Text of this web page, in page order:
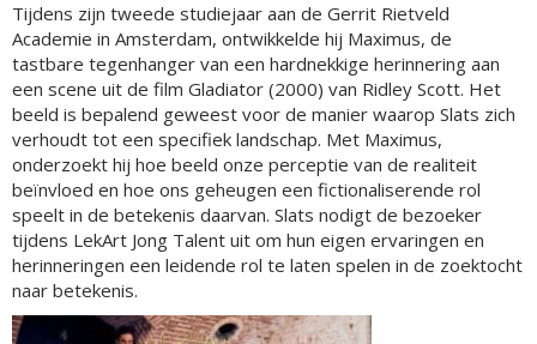
Tijdens zijn tweede studiejaar aan de Gerrit Rietveld
Academie in Amsterdam, ontwikkelde hij Maximus, de
tastbare tegenhanger van een hardnekkige herinnering aan
een scene uit de film Gladiator (2000) van Ridley Scott. Het
beeld is bepalend geweest voor de manier waarop Slats zich
verhoudt tot een specifiek landschap. Met Maximus,
onderzoekt hij hoe beeld onze perceptie van de realiteit
beïnvloed en hoe ons geheugen een fictionaliserende rol
speelt in de betekenis daarvan. Slats nodigt de bezoeker
tijdens LekArt Jong Talent uit om hun eigen ervaringen en
herinneringen een leidende rol te laten spelen in de zoektocht
naar betekenis.